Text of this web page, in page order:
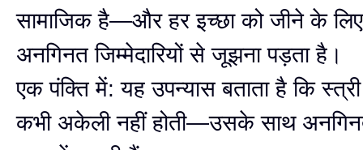
सामाजिक है—और हर इच्छा को जीने के
अनगिनत जिम्मेदारियों से जूझना पड़ता है।
एक पंक्ति में: यह उपन्यास बताता है कि
कभी अकेली नहीं होती—उसके साथ